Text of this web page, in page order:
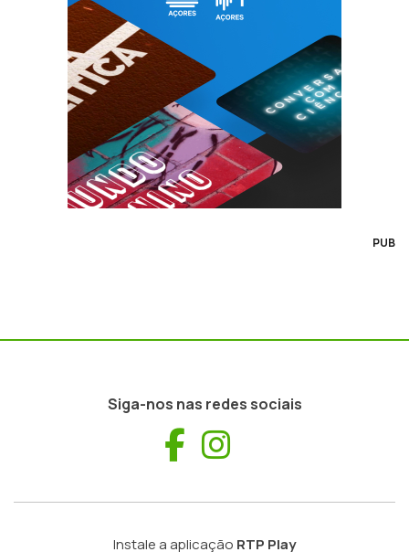
PUB
Siga-nos nas redes sociais
Facebook
Instale a aplicação RTP Play